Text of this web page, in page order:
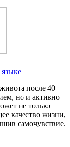
после 40
но и активно
не только
качество жизни,
самочувствие.